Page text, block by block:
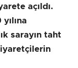
açıldı.
sarayın taht